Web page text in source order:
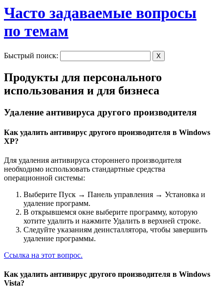
Часто задаваемые вопросы
по темам
Быстрый поиск: X
Продукты для персонального
использования и для бизнеса
Удаление антивируса другого производителя
Как удалить антивирус другого производителя в Windows
XP?
Для удаления антивируса стороннего производителя
необходимо использовать стандартные средства
операционной системы:
Выберите Пуск → Панель управления → Установка и
удаление программ.
В открывшемся окне выберите программу, которую
хотите удалить и нажмите Удалить в верхней строке.
Следуйте указаниям деинсталлятора, чтобы завершить
удаление программы.
Ссылка на этот вопрос.
Как удалить антивирус другого производителя в Windows
Vista?